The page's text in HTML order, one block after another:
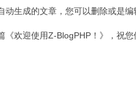
动生成的文章，您可以删除或是编
《欢迎使用Z-BlogPHP！》，祝